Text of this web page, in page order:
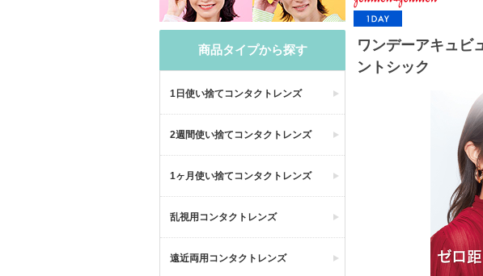
商品タイプから探す
1日使い捨てコンタクトレンズ
2週間使い捨てコンタクトレンズ
1ヶ月使い捨てコンタクトレンズ
乱視用コンタクトレンズ
遠近両用コンタクトレンズ
ワンデーアキュビ
ントシック